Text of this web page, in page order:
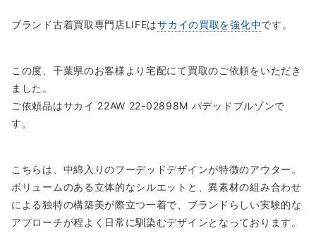
ブランド古着買取専門店LIFEはサカイの買取を強化中です。
この度、千葉県のお客様より宅配にて買取のご依頼をいただき
ました。
ご依頼品はサカイ 22AW 22-02898M パデッドブルゾンで
す。
こちらは、中綿入りのフーデッドデザインが特徴のアウター。
ボリュームのある立体的なシルエットと、異素材の組み合わせ
による独特の構築美が際立つ一着で、ブランドらしい実験的な
アプローチが程よく日常に馴染むデザインとなっております。